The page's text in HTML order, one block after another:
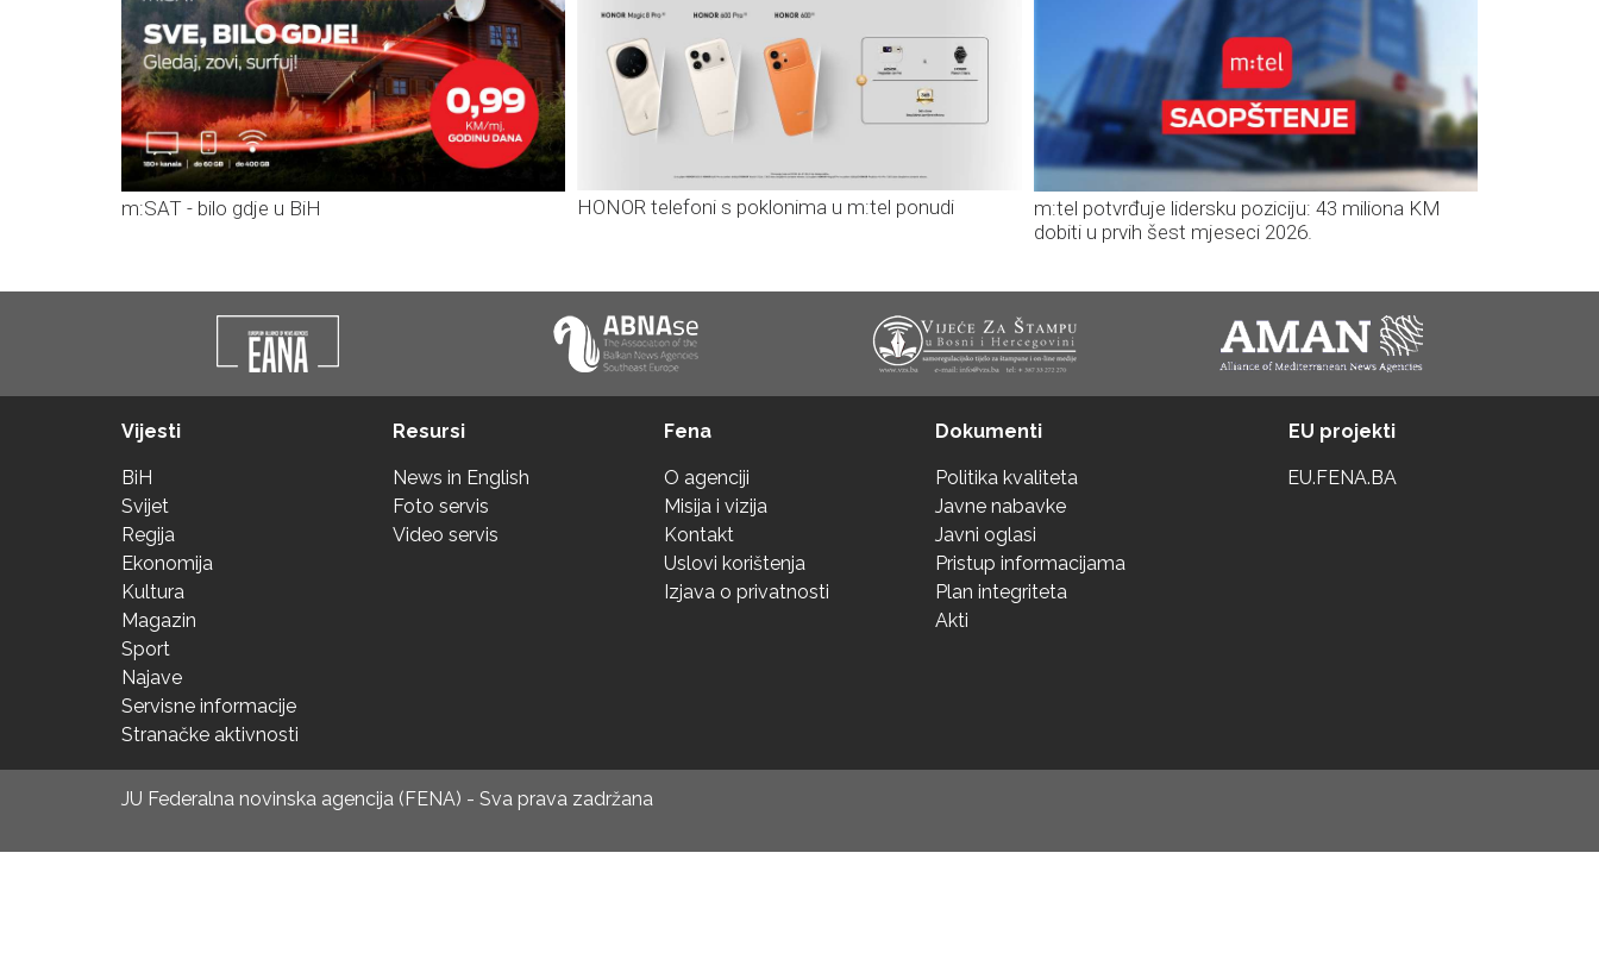
m:SAT - bilo gdje u BiH HONOR telefoni s poklonima u m:tel ponudi
m:tel potvrđuje lidersku poziciju: 43 miliona KM
dobiti u prvih šest mjeseci 2026.
Vijesti
BiH
Svijet
Regija
Ekonomija
Kultura
Magazin
Sport
Najave
Servisne informacije
Stranačke aktivnosti
Resursi
News in English
Foto servis
Video servis
Fena
O agenciji
Misija i vizija
Kontakt
Uslovi korištenja
Izjava o privatnosti
Dokumenti
Politika kvaliteta
Javne nabavke
Javni oglasi
Pristup informacijama
Plan integriteta
Akti
EU projekti
EU.FENA.BA
JU Federalna novinska agencija (FENA) - Sva prava zadržana